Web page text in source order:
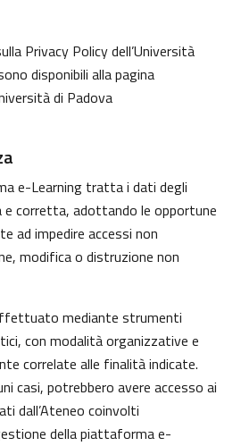
Privacy Policy dell’Università
disponibili alla pagina
di Padova
e-Learning tratta i dati degli
e corretta, adottando le opportune
ad impedire accessi non
modifica o distruzione non
mediante strumenti
con modalità organizzative e
correlate alle finalità indicate.
casi, potrebbero avere accesso ai
dall’Ateneo coinvolti
della piattaforma e-